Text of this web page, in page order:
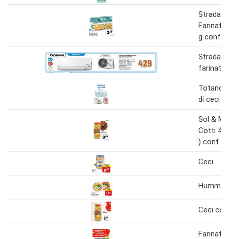
Strada
Farinata
g
Strada
farinata
Totano
di ceci
Sol &
Cotti
) conf.
Ceci
Ceci
Farinata